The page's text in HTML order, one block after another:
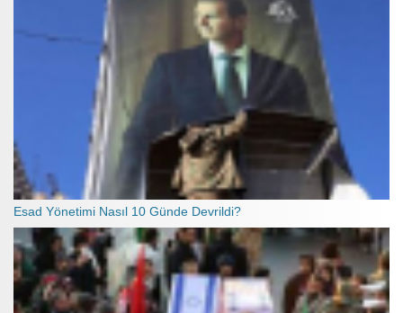
Esad Yönetimi Nasıl 10 Günde Devrildi?